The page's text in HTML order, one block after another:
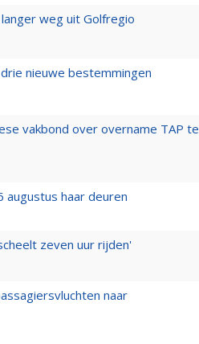
weg uit Golfregio
nieuwe bestemmingen
vakbond over overname TAP te
augustus haar deuren
zeven uur rijden'
naar